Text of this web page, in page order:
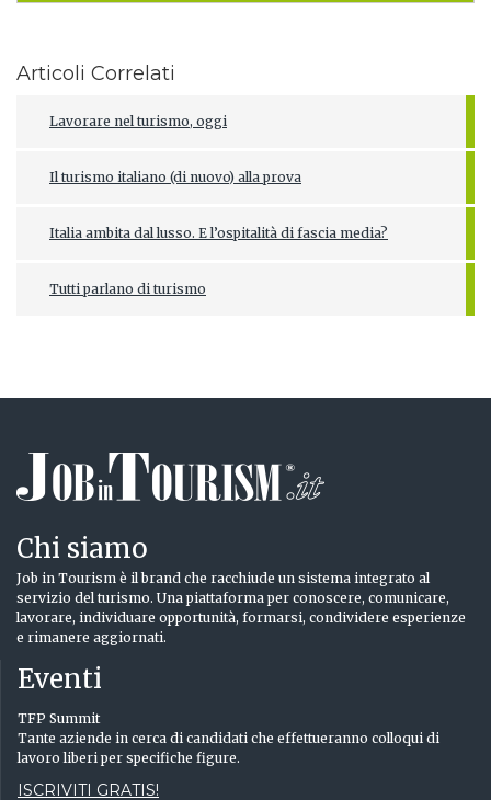
Articoli Correlati
Lavorare nel turismo, oggi
Il turismo italiano (di nuovo) alla prova
Italia ambita dal lusso. E l’ospitalità di fascia media?
Tutti parlano di turismo
Chi siamo
Job in Tourism è il brand che racchiude un sistema integrato al
servizio del turismo. Una piattaforma per conoscere, comunicare,
lavorare, individuare opportunità, formarsi, condividere esperienze
e rimanere aggiornati.
Eventi
TFP Summit
Tante aziende in cerca di candidati che effettueranno colloqui di
lavoro liberi per specifiche figure.
ISCRIVITI GRATIS!